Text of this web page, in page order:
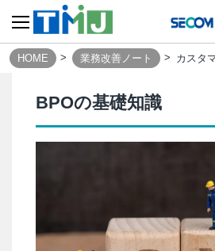
HOME 業務改善ノート
BPOの基礎知識